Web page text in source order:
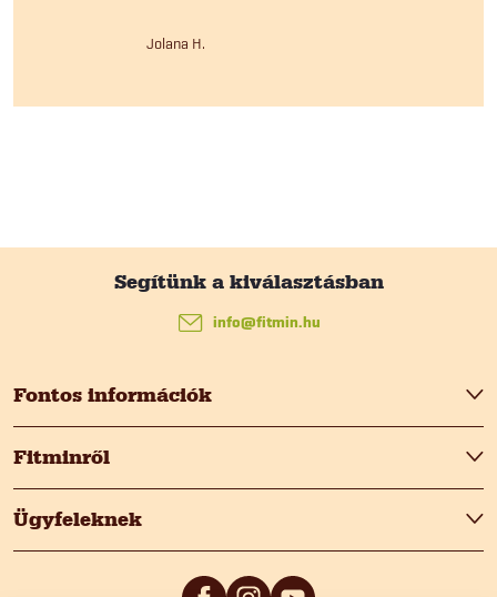
Jolana H.
b
é
c
Fontos információk
Fitminről
Ügyfeleknek
info@fitmin.hu